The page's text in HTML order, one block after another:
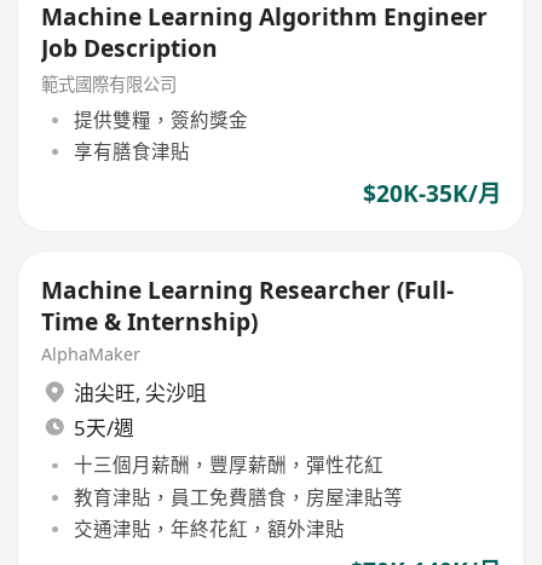
Machine Learning Algorithm Engineer
Job Description
範式國際有限公司
提供雙糧，簽約獎金
享有膳食津貼
$20K-35K/月
Machine Learning Researcher (Full-
Time & Internship)
AlphaMaker
油尖旺, 尖沙咀
5天/週
十三個月薪酬，豐厚薪酬，彈性花紅
教育津貼，員工免費膳食，房屋津貼等
交通津貼，年終花紅，額外津貼